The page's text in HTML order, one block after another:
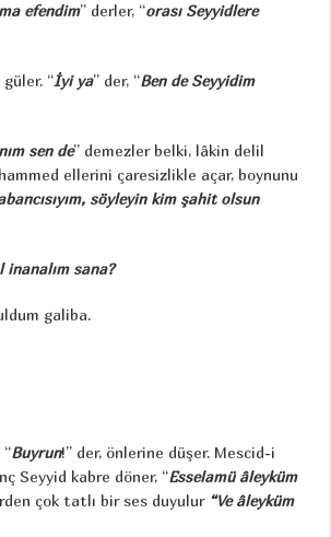
efendim” derler, “orası Seyyidlere
“İyi ya” der, “Ben de Seyyidim
sen de” demezler belki, lâkin delil
ellerini çaresizlikle açar, boynunu
söyleyin kim şahit olsun
inanalım sana?
galiba.
Buyrun!” der, önlerine düşer. Mescid-i
Seyyid kabre döner, “Esselamü âleyküm
çok tatlı bir ses duyulur “Ve âleyküm